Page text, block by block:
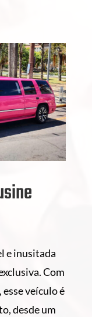
e inusitada
Com
veículo é
desde um